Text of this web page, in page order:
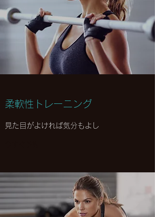
柔軟性トレーニング
見た目がよければ気分もよし